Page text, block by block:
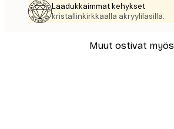
Laadukkaimmat kehykset
kristallinkirkkaalla akryylilasilla.
Muut ostivat myös